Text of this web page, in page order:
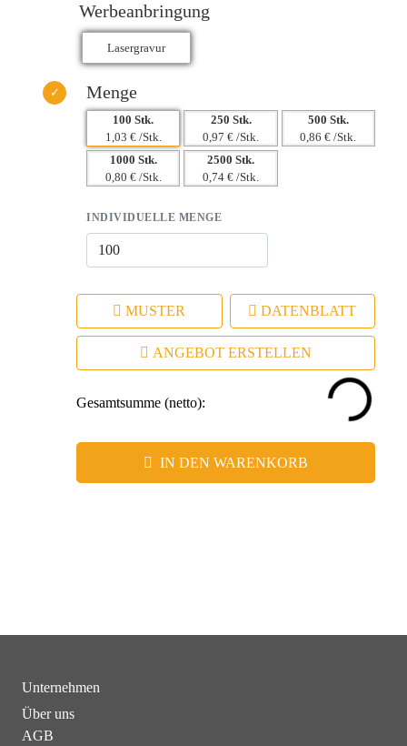
Werbeanbringung
Menge
100 Stk.
1,03 € /Stk.
250 Stk.
0,97 € /Stk.
500 Stk.
0,86 € /Stk.
1000 Stk.
0,80 € /Stk.
2500 Stk.
0,74 € /Stk.
INDIVIDUELLE MENGE
MUSTER DATENBLATT
ANGEBOT ERSTELLEN
Gesamtsumme (netto):
IN DEN WARENKORB
Unternehmen
Über uns
AGB